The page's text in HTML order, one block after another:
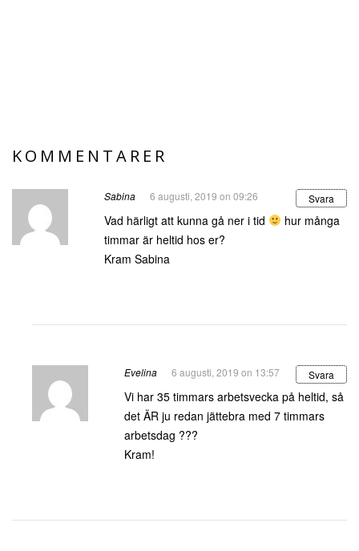
KOMMENTARER
Sabina 6 augusti, 2019 on 09:26 Svara
Vad härligt att kunna gå ner i tid
hur många
timmar är heltid hos er?
Kram Sabina
Evelina 6 augusti, 2019 on 13:57 Svara
Vi har 35 timmars arbetsvecka på heltid, så
det ÄR ju redan jättebra med 7 timmars
arbetsdag ???
Kram!